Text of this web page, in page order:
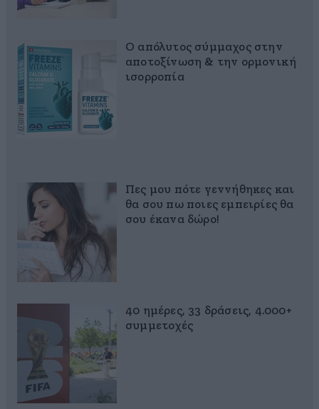
Ο απόλυτος σύμμαχος στην
αποτοξίνωση & την ορμονική
ισορροπία
Πες μου πότε γεννήθηκες και
θα σου πω ποιες εμπειρίες θα
σου έκανα δώρο!
40 ημέρες, 33 δράσεις, 4.000+
συμμετοχές